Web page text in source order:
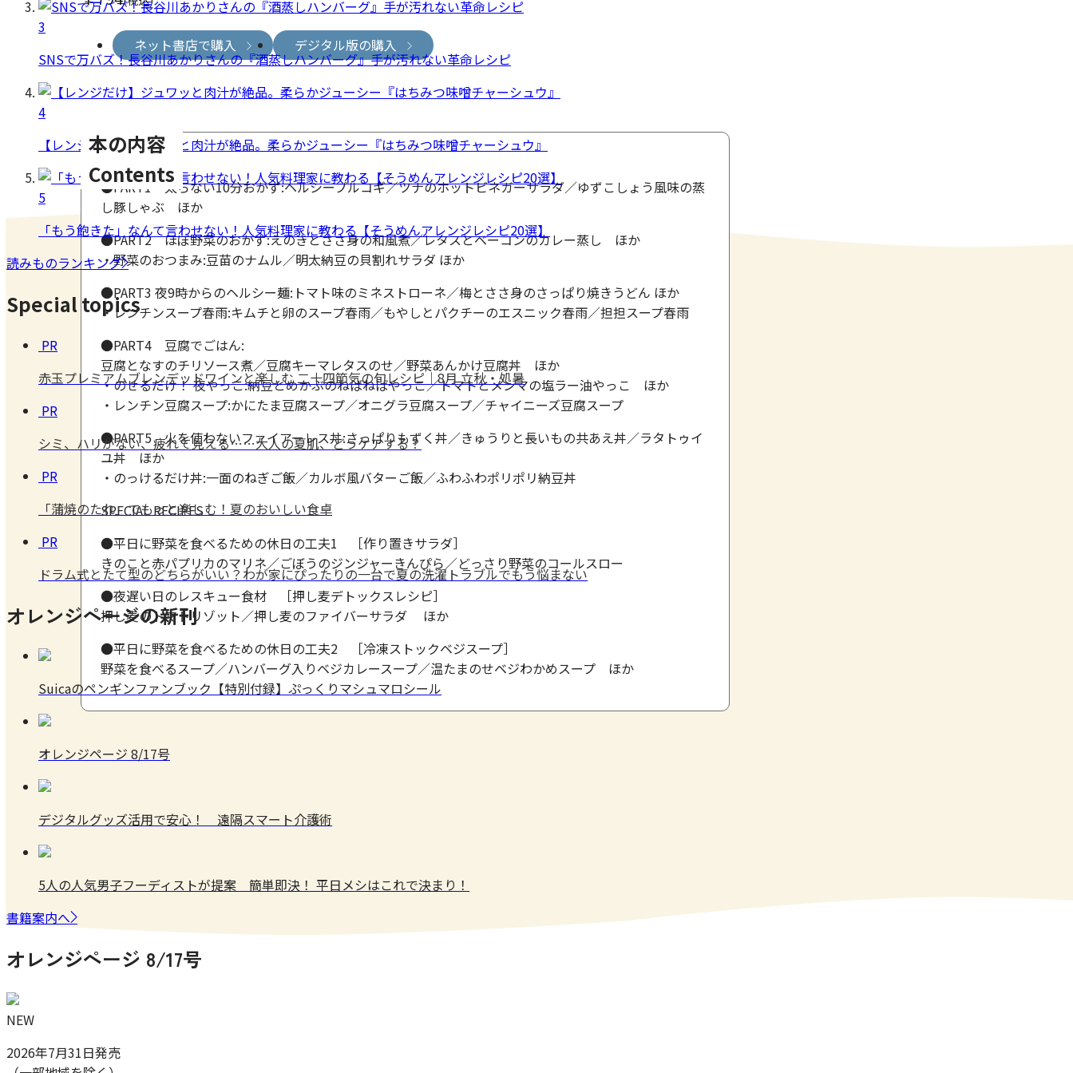
ネット書店で購入 デジタル版の購入
本の内容
Contents
●PART1 太らない10分おかず:ヘルシープルコギ／ツナのホットビネガーサラダ／ゆずこしょう風味の蒸
し豚しゃぶ ほか
●PART2 ほぼ野菜のおかず:えのきとささ身の和風煮／レタスとベーコンのカレー蒸し ほか
・野菜のおつまみ:豆苗のナムル／明太納豆の貝割れサラダ ほか
●PART3 夜9時からのヘルシー麺:トマト味のミネストローネ／梅とささ身のさっぱり焼きうどん ほか
・レンチンスープ春雨:キムチと卵のスープ春雨／もやしとパクチーのエスニック春雨／担担スープ春雨
●PART4 豆腐でごはん:
豆腐となすのチリソース煮／豆腐キーマレタスのせ／野菜あんかけ豆腐丼 ほか
・のせるだけ！ 夜やっこ:納豆とめかぶのねばねばやっこ／トマトとメンマの塩ラー油やっこ ほか
・レンチン豆腐スープ:かにたま豆腐スープ／オニグラ豆腐スープ／チャイニーズ豆腐スープ
●PART5 火を使わないファイアーレス丼:さっぱりもずく丼／きゅうりと長いもの共あえ丼／ラタトゥイ
ユ丼 ほか
・のっけるだけ丼:一面のねぎご飯／カルボ風バターご飯／ふわふわポリポリ納豆丼
SPECIAL RECIPES
●平日に野菜を食べるための休日の工夫1 ［作り置きサラダ］
きのこと赤パプリカのマリネ／ごぼうのジンジャーきんぴら／どっさり野菜のコールスロー
●夜遅い日のレスキュー食材 ［押し麦デトックスレシピ］
押し麦のトマトリゾット／押し麦のファイバーサラダ ほか
●平日に野菜を食べるための休日の工夫2 ［冷凍ストックベジスープ］
野菜を食べるスープ／ハンバーグ入りベジカレースープ／温たまのせベジわかめスープ ほか
3
SNSで万バズ！長谷川あかりさんの『酒蒸しハンバーグ』手が汚れない革命レシピ
4
【レンジだけ】ジュワッと肉汁が絶品。柔らかジューシー『はちみつ味噌チャーシュウ』
5
「もう飽きた」なんて言わせない！人気料理家に教わる【そうめんアレンジレシピ20選】
読みものランキング
Special topics
PR
赤玉プレミアムブレンデッドワインと楽しむ 二十四節気の旬レシピ｜8月 立秋・処暑
PR
シミ、ハリがない、疲れて見える……大人の夏肌、どうケアする？
PR
「蒲焼のたれ」でもっと楽しむ！夏のおいしい食卓
PR
ドラム式とたて型のどちらがいい？わが家にぴったりの一台で夏の洗濯トラブルでもう悩まない
オレンジページの新刊
Suicaのペンギンファンブック【特別付録】ぷっくりマシュマロシール
オレンジページ 8/17号
デジタルグッズ活用で安心！ 遠隔スマート介護術
5人の人気男子フーディストが提案 簡単即決！ 平日メシはこれで決まり！
書籍案内へ
オレンジページ 8/17号
NEW
2026年7月31日発売